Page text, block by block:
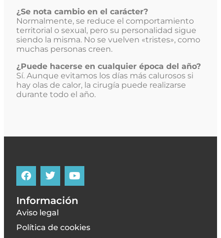
¿Se nota cambio en el carácter?
Normalmente, se reduce el comportamiento
territorial o sexual, pero su personalidad sigue
siendo la misma. No se vuelven «tristes», como
muchas personas creen.
¿Puede hacerse en cualquier época del año?
Sí. Aunque evitamos los días más calurosos si
hay olas de calor, la cirugía puede realizarse
durante todo el año.
Información
Aviso legal
Política de cookies